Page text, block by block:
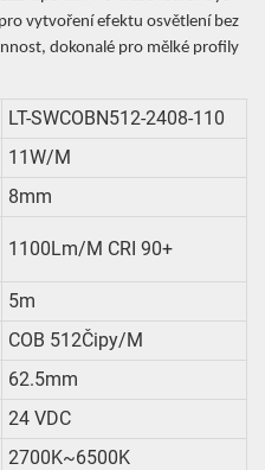
vytvoření efektu osvětlení bez
dokonalé pro mělké profily
LT-SWCOBN512-2408-110
11W/m
8mm
1100Lm/m CRI 90+
5m
COB 512Čipy/m
62.5mm
24 VDC
2700K~6500K